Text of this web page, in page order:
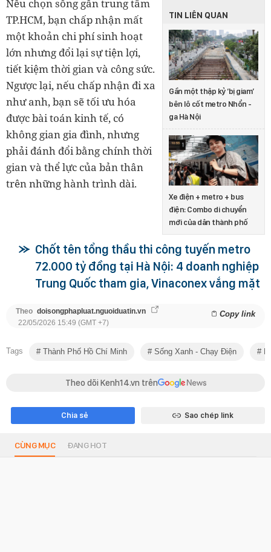
TIN LIÊN QUAN
Gần một thập kỷ ‘bị giam’
bên lô cốt metro Nhổn -
ga Hà Nội
Xe điện + metro + bus
điện: Combo di chuyển
mới của dân thành phố
Nếu chọn sống gần trung tâm
TP.HCM, bạn chấp nhận mất
một khoản chi phí sinh hoạt
lớn nhưng đổi lại sự tiện lợi,
tiết kiệm thời gian và công sức.
Ngược lại, nếu chấp nhận đi xa
như anh, bạn sẽ tối ưu hóa
được bài toán kinh tế, có
không gian gia đình, nhưng
phải đánh đổi bằng chính thời
gian và thể lực của bản thân
trên những hành trình dài.
Chốt tên tổng thầu thi công tuyến metro
72.000 tỷ đồng tại Hà Nội: 4 doanh nghiệp
Trung Quốc tham gia, Vinaconex vắng mặt
Theo doisongphapluat.nguoiduatin.vn Copy link
22/05/2026 15:49 (GMT +7)
Tags Thành Phố Hồ Chí Minh Sống Xanh - Chạy Điện
Theo dõi Kenh14.vn trên
Chia sẻ Sao chép link
CÙNG MỤC ĐANG HOT